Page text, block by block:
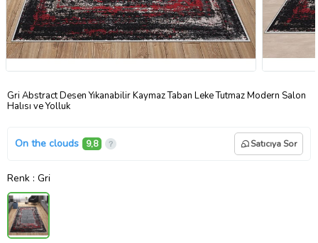
Gri Abstract Desen Yıkanabilir Kaymaz Taban Leke Tutmaz Modern Salon
Halısı ve Yolluk
On the clouds 9,8 Satıcıya Sor
Renk : Gri